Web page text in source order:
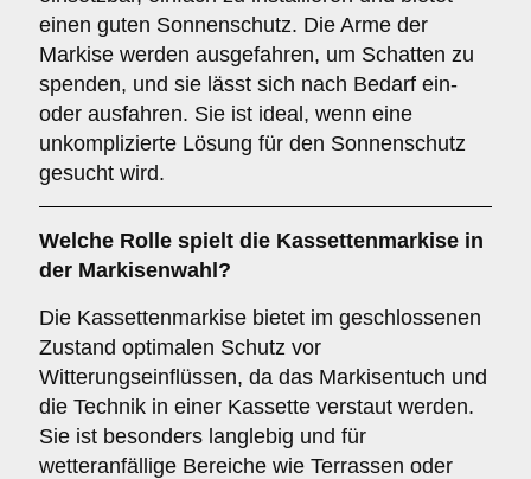
einen guten Sonnenschutz. Die Arme der
Markise werden ausgefahren, um Schatten zu
spenden, und sie lässt sich nach Bedarf ein-
oder ausfahren. Sie ist ideal, wenn eine
unkomplizierte Lösung für den Sonnenschutz
gesucht wird.
Welche Rolle spielt die Kassettenmarkise in
der Markisenwahl?
Die Kassettenmarkise bietet im geschlossenen
Zustand optimalen Schutz vor
Witterungseinflüssen, da das Markisentuch und
die Technik in einer Kassette verstaut werden.
Sie ist besonders langlebig und für
wetteranfällige Bereiche wie Terrassen oder